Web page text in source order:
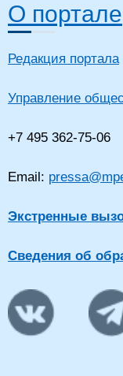
О портале
Редакция портала
Управление
+7 495 362-75-06
Email:
Экстренные
Сведения об